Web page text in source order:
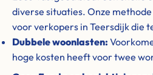
diverse situaties. Onze
voor verkopers in Teersdijk die
Dubbele woonlasten:
hoge kosten heeft voor twee